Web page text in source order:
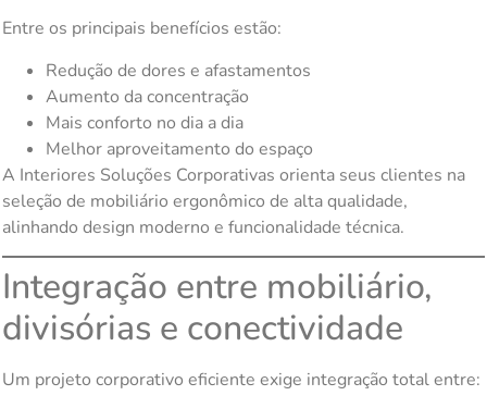
Entre os principais benefícios estão:
Redução de dores e afastamentos
Aumento da concentração
Mais conforto no dia a dia
Melhor aproveitamento do espaço
A Interiores Soluções Corporativas orienta seus clientes na
seleção de mobiliário ergonômico de alta qualidade,
alinhando design moderno e funcionalidade técnica.
Integração entre mobiliário,
divisórias e conectividade
Um projeto corporativo eficiente exige integração total entre: